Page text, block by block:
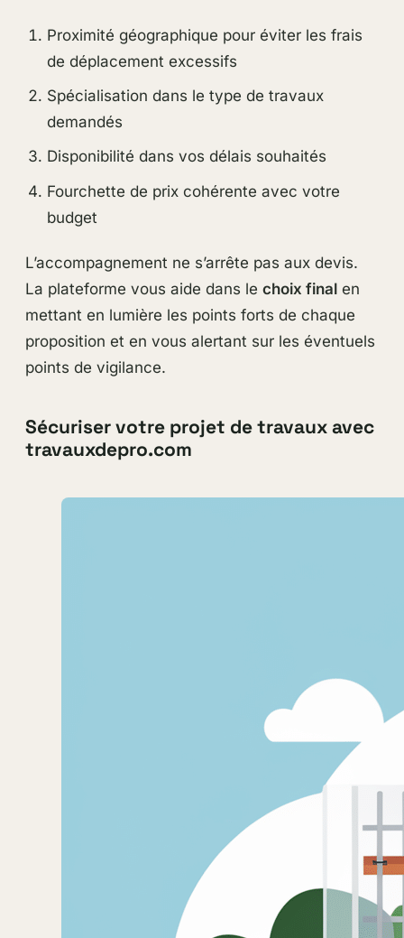
Proximité géographique pour éviter les frais
de déplacement excessifs
Spécialisation dans le type de travaux
demandés
Disponibilité dans vos délais souhaités
Fourchette de prix cohérente avec votre
budget
L’accompagnement ne s’arrête pas aux devis.
La plateforme vous aide dans le choix finalen
mettant en lumière les points forts de chaque
proposition et en vous alertant sur les éventuels
points de vigilance.
Sécuriser votre projet de travaux avec
travauxdepro.com